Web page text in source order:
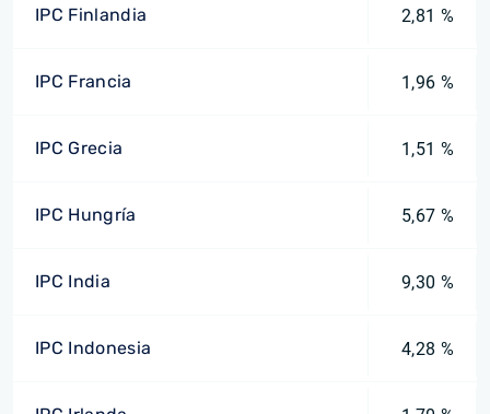
IPC Finlandia 2,81 %
IPC Francia 1,96 %
IPC Grecia 1,51 %
IPC Hungría 5,67 %
IPC India 9,30 %
IPC Indonesia 4,28 %